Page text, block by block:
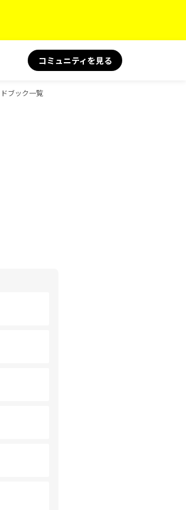
コミュニティを見る
ブック一覧